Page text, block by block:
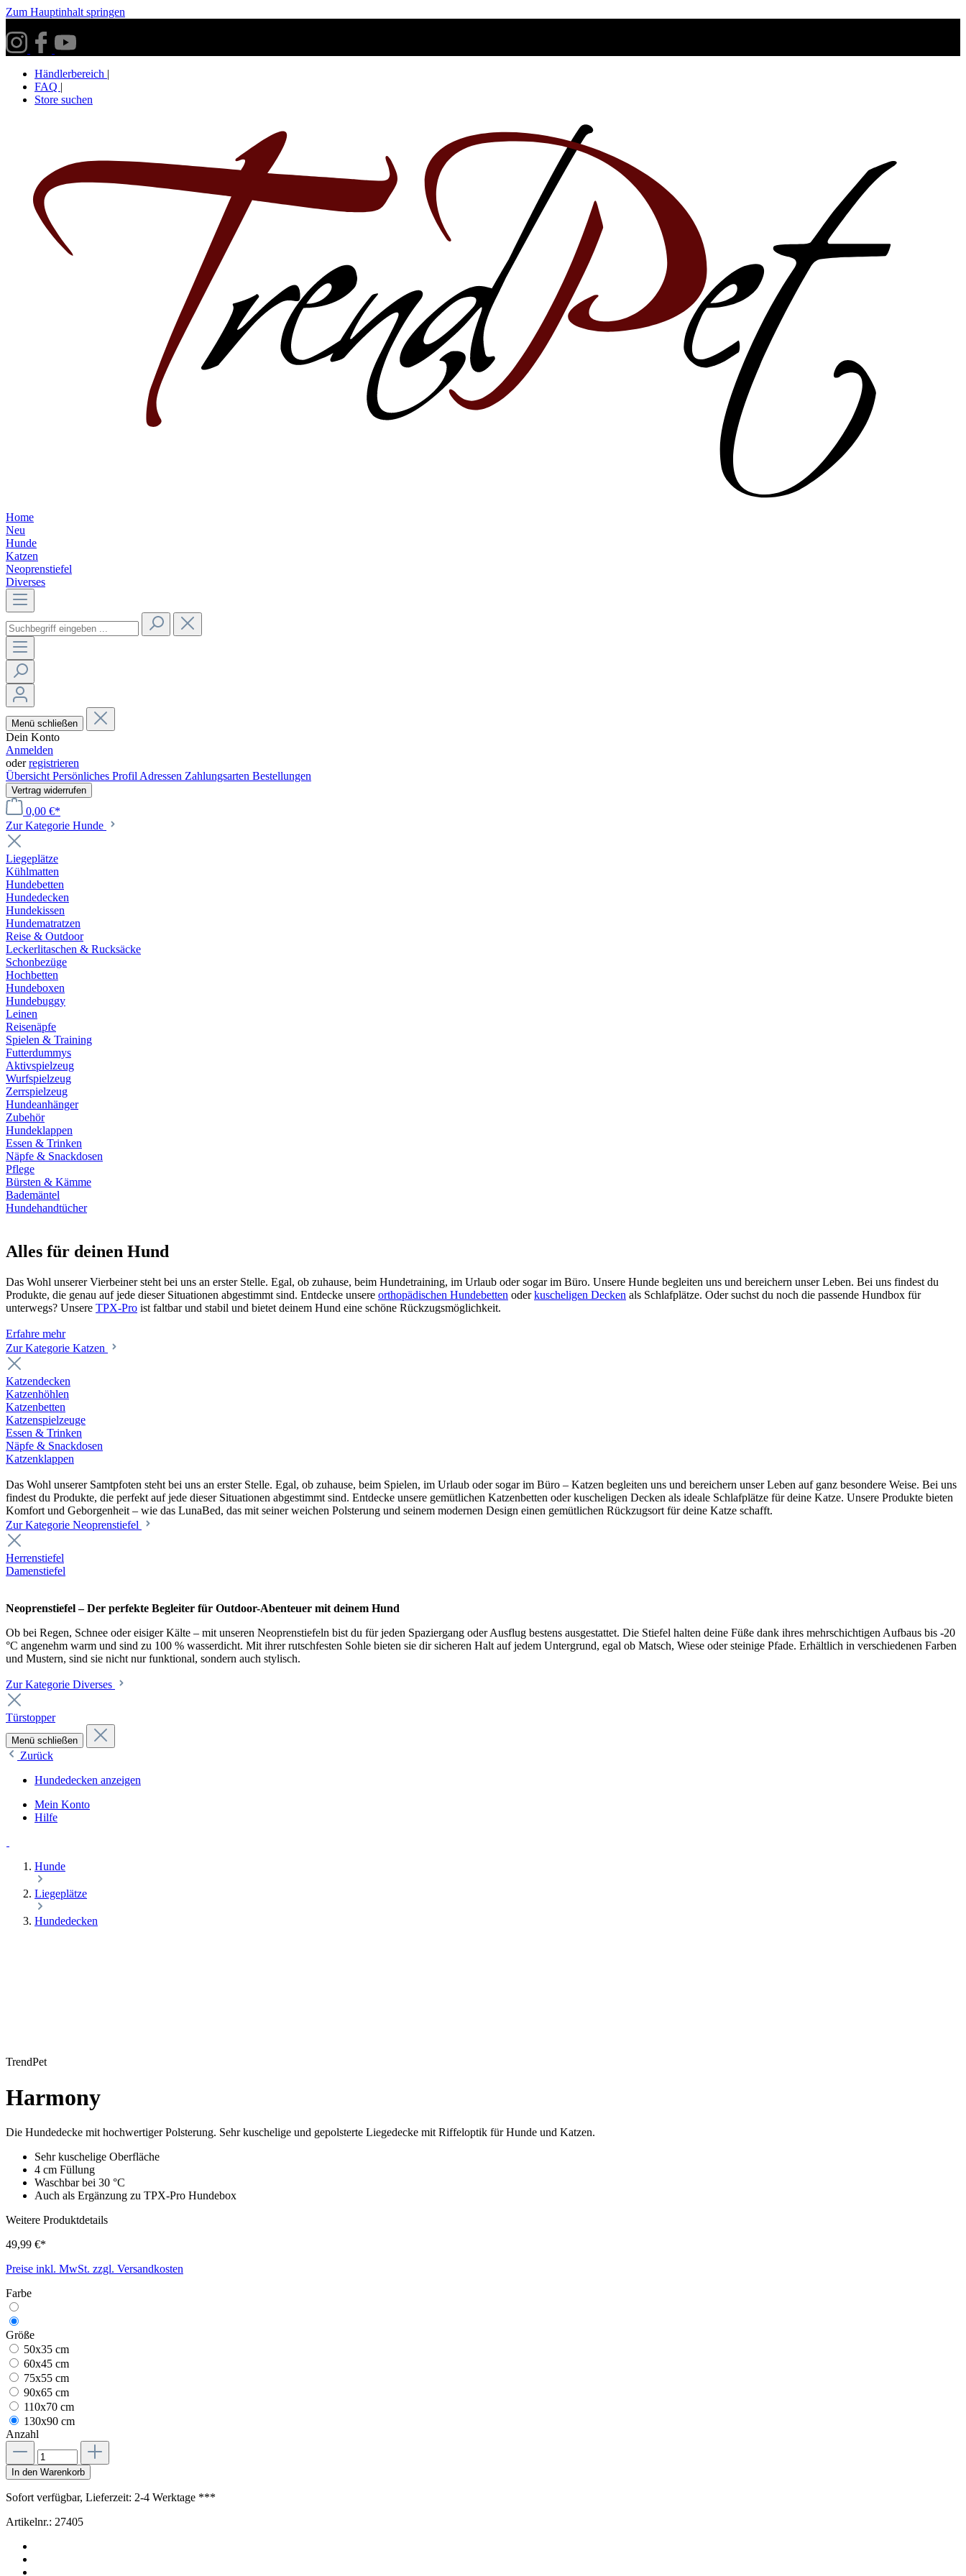
Zum Hauptinhalt springen
Händlerbereich |
FAQ |
Store suchen
Home
Neu
Hunde
Katzen
Neoprenstiefel
Diverses
Menü schließen
Dein Konto
Anmelden
oderregistrieren
ÜbersichtPersönliches ProfilAdressen Zahlungsarten Bestellungen
Vertrag widerrufen
0,00 €*
Zur Kategorie Hunde
Liegeplätze
Kühlmatten
Hundebetten
Hundedecken
Hundekissen
Hundematratzen
Reise & Outdoor
Leckerlitaschen & Rucksäcke
Schonbezüge
Hochbetten
Hundeboxen
Hundebuggy
Leinen
Reisenäpfe
Spielen & Training
Futterdummys
Aktivspielzeug
Wurfspielzeug
Zerrspielzeug
Hundeanhänger
Zubehör
Hundeklappen
Essen & Trinken
Näpfe & Snackdosen
Pflege
Bürsten & Kämme
Bademäntel
Hundehandtücher
Alles für deinen Hund
Das Wohl unserer Vierbeiner steht bei uns an erster Stelle. Egal, ob zuhause, beim Hundetraining, im Urlaub oder sogar im Büro. Unsere Hunde begleiten uns und bereichern unser Leben. Bei uns findest du
Produkte, die genau auf jede dieser Situationen abgestimmt sind. Entdecke unsere orthopädischen Hundebetten oderkuscheligen Decken als Schlafplätze. Oder suchst du noch die passende Hundbox für
unterwegs? Unsere TPX-Pro ist faltbar und stabil und bietet deinem Hund eine schöne Rückzugsmöglichkeit.
Erfahre mehr
Zur Kategorie Katzen
Katzendecken
Katzenhöhlen
Katzenbetten
Katzenspielzeuge
Essen & Trinken
Näpfe & Snackdosen
Katzenklappen
Das Wohl unserer Samtpfoten steht bei uns an erster Stelle. Egal, ob zuhause, beim Spielen, im Urlaub oder sogar im Büro – Katzen begleiten uns und bereichern unser Leben auf ganz besondere Weise. Bei uns
findest du Produkte, die perfekt auf jede dieser Situationen abgestimmt sind. Entdecke unsere gemütlichen Katzenbetten oder kuscheligen Decken als ideale Schlafplätze für deine Katze. Unsere Produkte bieten
Komfort und Geborgenheit – wie das LunaBed, das mit seiner weichen Polsterung und seinem modernen Design einen gemütlichen Rückzugsort für deine Katze schafft.
Zur Kategorie Neoprenstiefel
Herrenstiefel
Damenstiefel
Neoprenstiefel – Der perfekte Begleiter für Outdoor-Abenteuer mit deinem Hund
Ob bei Regen, Schnee oder eisiger Kälte – mit unseren Neoprenstiefeln bist du für jeden Spaziergang oder Ausflug bestens ausgestattet. Die Stiefel halten deine Füße dank ihres mehrschichtigen Aufbaus bis -20
°C angenehm warm und sind zu 100 % wasserdicht. Mit ihrer rutschfesten Sohle bieten sie dir sicheren Halt auf jedem Untergrund, egal ob Matsch, Wiese oder steinige Pfade. Erhältlich in verschiedenen Farben
und Mustern, sind sie nicht nur funktional, sondern auch stylisch.
Zur Kategorie Diverses
Türstopper
Menü schließen
Zurück
Hundedecken anzeigen
Mein Konto
Hilfe
Hunde
Liegeplätze
Hundedecken
TrendPet
Harmony
Die Hundedecke mit hochwertiger Polsterung. Sehr kuschelige und gepolsterte Liegedecke mit Riffeloptik für Hunde und Katzen.
Sehr kuschelige Oberfläche
4 cm Füllung
Waschbar bei 30 °C
Auch als Ergänzung zu TPX-Pro Hundebox
Weitere Produktdetails
49,99 €*
Preise inkl. MwSt. zzgl. Versandkosten
Farbe
Größe
50x35 cm
60x45 cm
75x55 cm
90x65 cm
110x70 cm
130x90 cm
Anzahl
In den Warenkorb
Sofort verfügbar, Lieferzeit: 2-4 Werktage ***
Artikelnr.: 27405